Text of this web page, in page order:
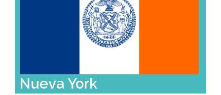
Nueva York